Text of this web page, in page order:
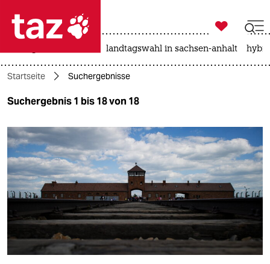
 taz zahl ich
taz zahl ich
themen
politik
öko
gesellschaft
kultur
sport

taz zahl ich
landtagswahl in sachsen-anhalt
Startseite Suchergebnisse
Suchergebnis 1 bis 18 von 18